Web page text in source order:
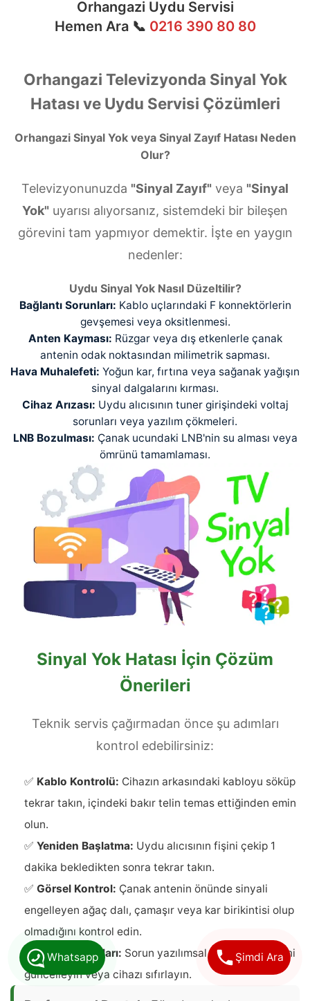
Orhangazi Uydu Servisi
Hemen Ara 📞 0216 390 80 80
Orhangazi Televizyonda Sinyal Yok
Hatası ve Uydu Servisi Çözümleri
Orhangazi Sinyal Yok veya Sinyal Zayıf Hatası Neden
Olur?
Televizyonunuzda "Sinyal Zayıf" veya "Sinyal
Yok" uyarısı alıyorsanız, sistemdeki bir bileşen
görevini tam yapmıyor demektir. İşte en yaygın
nedenler:
Uydu Sinyal Yok Nasıl Düzeltilir?
Bağlantı Sorunları: Kablo uçlarındaki F konnektörlerin
gevşemesi veya oksitlenmesi.
Anten Kayması: Rüzgar veya dış etkenlerle çanak
antenin odak noktasından milimetrik sapması.
Hava Muhalefeti: Yoğun kar, fırtına veya sağanak yağışın
sinyal dalgalarını kırması.
Cihaz Arızası: Uydu alıcısının tuner girişindeki voltaj
sorunları veya yazılım çökmeleri.
LNB Bozulması: Çanak ucundaki LNB'nin su alması veya
ömrünü tamamlaması.
Sinyal Yok Hatası İçin Çözüm
Önerileri
Teknik servis çağırmadan önce şu adımları
kontrol edebilirsiniz:
✅ Kablo Kontrolü: Cihazın arkasındaki kabloyu söküp
tekrar takın, içindeki bakır telin temas ettiğinden emin
olun.
✅ Yeniden Başlatma: Uydu alıcısının fişini çekip 1
dakika bekledikten sonra tekrar takın.
✅ Görsel Kontrol: Çanak antenin önünde sinyali
engelleyen ağaç dalı, çamaşır veya kar birikintisi olup
olmadığını kontrol edin.
✅Fabrika Ayarları: Sorun yazılımsal ise kanal listesini
güncelleyin veya cihazı sıfırlayın.
Şimdi Ara
Whatsapp